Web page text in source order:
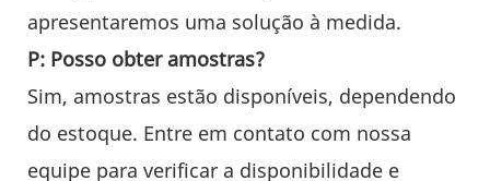
apresentaremos uma solução à medida.
P: Posso obter amostras?
Sim, amostras estão disponíveis, dependendo
do estoque. Entre em contato com nossa
equipe para verificar a disponibilidade e